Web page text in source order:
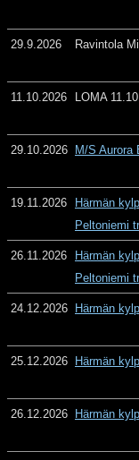
29.9.2026 Ravintola
11.10.2026 LOMA
29.10.2026 M/S Aurora
19.11.2026
Härmän
Peltoniemi
26.11.2026
Härmän
Peltoniemi
24.12.2026 Härmän
25.12.2026 Härmän
26.12.2026 Härmän